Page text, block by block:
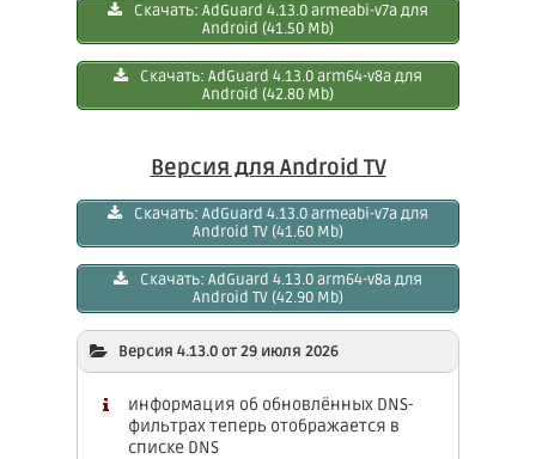
Скачать: AdGuard 4.13.0 armeabi-v7a для
Android (41.50 Mb)
Скачать: AdGuаrd 4.13.0 arm64-v8a для
Android (42.80 Mb)
Версия для Android TV
Скачать: AdGuаrd 4.13.0 armeabi-v7a для
Android TV (41.60 Mb)
Скачать: AdGuard 4.13.0 arm64-v8a для
Android TV (42.90 Mb)
Версия 4.13.0 от 29 июля 2026
информация об обновлённых DNS-
фильтрах теперь отображается в
списке DNS